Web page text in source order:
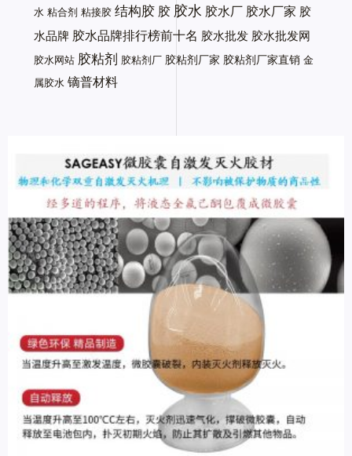
水 粘合剂 粘接胶 结构胶 胶 胶水 胶水厂 胶水厂家 胶
水品牌 胶水品牌排行榜前十名 胶水批发 胶水批发网
胶水网站 胶粘剂 胶粘剂厂 胶粘剂厂家 胶粘剂厂家直销 金
属胶水 镝普材料